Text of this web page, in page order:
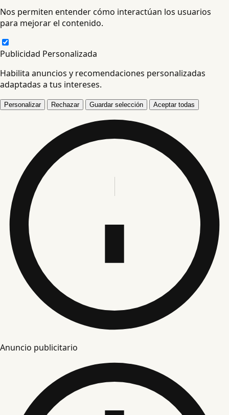
Nos permiten entender cómo interactúan los usuarios
para mejorar el contenido.
Publicidad Personalizada
Habilita anuncios y recomendaciones personalizadas
adaptadas a tus intereses.
Personalizar Rechazar Guardar selección Aceptar todas
Anuncio publicitario